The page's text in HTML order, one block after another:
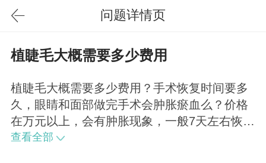
问题详情页
植睫毛大概需要多少费用
植睫毛大概需要多少费用？手术恢复时间要多
久，眼睛和面部做完手术会肿胀瘀血么？价格
在万元以上，会有肿胀现象，一般7天左右恢
复。
查看全部